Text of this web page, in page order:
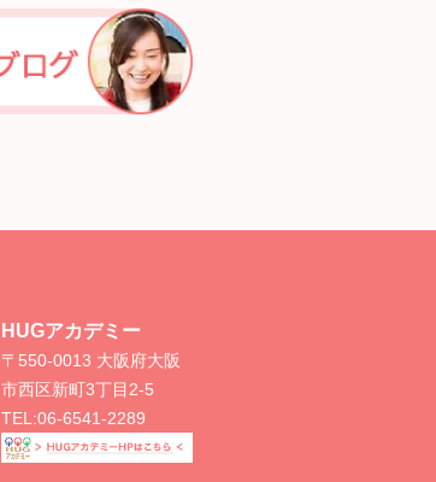
HUGアカデミー
〒550-0013 大阪府大阪
市西区新町3丁目2-5
TEL:06-6541-2289